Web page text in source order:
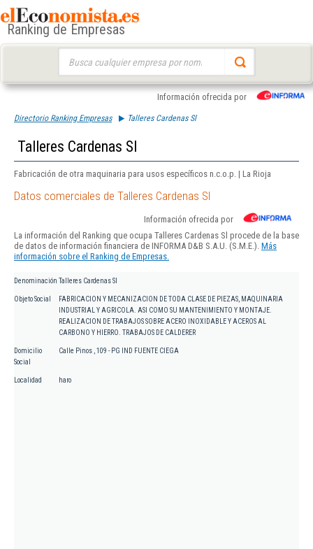
Ranking de Empresas
Información ofrecida por
Directorio Ranking Empresas Talleres Cardenas Sl
Talleres Cardenas Sl
Fabricación de otra maquinaria para usos específicos n.c.o.p. | La Rioja
Datos comerciales de Talleres Cardenas Sl
Información ofrecida por
La información del Ranking que ocupa Talleres Cardenas Sl procede de la base
de datos de información financiera de INFORMA D&B S.A.U. (S.M.E.). Más
información sobre el Ranking de Empresas.
Denominación Talleres Cardenas Sl
Objeto Social
FABRICACION Y MECANIZACION DE TODA CLASE DE PIEZAS, MAQUINARIA
INDUSTRIAL Y AGRICOLA. ASI COMO SU MANTENIMIENTO Y MONTAJE.
REALIZACION DE TRABAJOS SOBRE ACERO INOXIDABLE Y ACEROS AL
CARBONO Y HIERRO. TRABAJOS DE CALDERER
Domicilio
Social
Calle Pinos , 109 - PG IND FUENTE CIEGA
Localidad haro